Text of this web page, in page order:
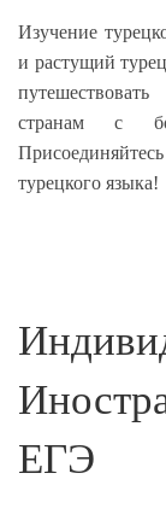
Изучение
и растущий
странам с
турецкого языка!
ЕГЭ